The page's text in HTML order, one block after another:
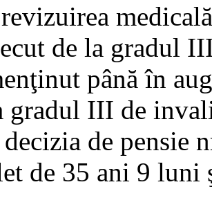
de la gradul
până în
gradul III de
decizia de pensie
de 35 ani 9 luni